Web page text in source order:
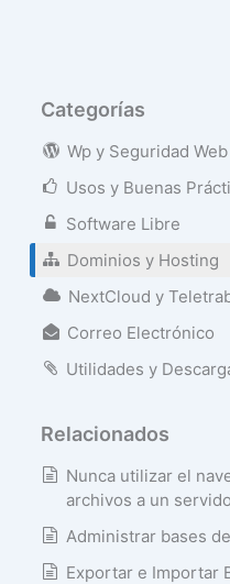
Categorías
Wp y Seguridad Web
Usos y Buenas
Software Libre
Dominios y Hosting
NextCloud y
Correo Electrónico
Utilidades y
Relacionados
Nunca utilizar el
archivos a un
Administrar bases
Exportar e Importar